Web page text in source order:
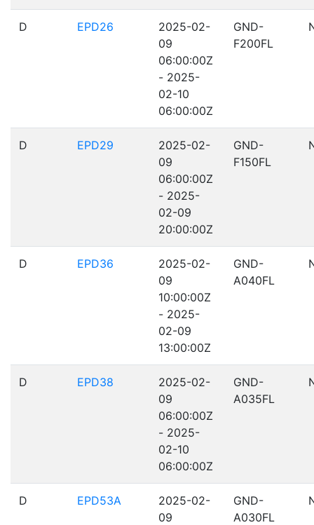
D EPD26
2025-02-
09
06:00:00Z
- 2025-
02-10
06:00:00Z
GND-
F200FL
D EPD29
2025-02-
09
06:00:00Z
- 2025-
02-09
20:00:00Z
GND-
F150FL
D EPD36
2025-02-
09
10:00:00Z
- 2025-
02-09
13:00:00Z
GND-
A040FL
D EPD38
2025-02-
09
06:00:00Z
- 2025-
02-10
06:00:00Z
GND-
A035FL
D EPD53A
2025-02-
09
GND-
A030FL